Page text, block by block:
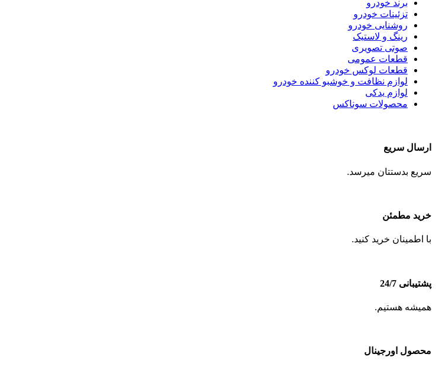
برند خودرو
تزئینات خودرو
روشنایی خودرو
رینگ و لاستیک
صوتی تصویری
قطعات عمومی
قطعات لوکس خودرو
لوازم نظافت و خوشبو کننده خودرو
لوازم یدکی
محصولات سوناکس
ارسال سریع
سریع بدستتان میرسد.
خرید مطمئن
با اطمینان خرید کنید.
پشتیبانی 24/7
همیشه هستیم.
محصول اورجینال